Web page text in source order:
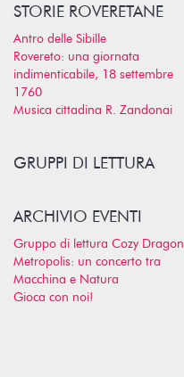
STORIE ROVERETANE
Antro delle Sibille
Rovereto: una giornata
indimenticabile, 18 settembre
1760
Musica cittadina R. Zandonai
GRUPPI DI LETTURA
ARCHIVIO EVENTI
Gruppo di lettura Cozy Dragon
Metropolis: un concerto tra
Macchina e Natura
Gioca con noi!